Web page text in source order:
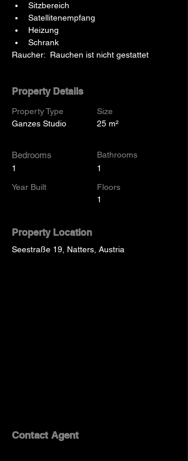
Sitzbereich
Satellitenempfang
Heizung
Schrank
Raucher:  Rauchen ist nicht gestattet
Property Details
Property Type
Ganzes Studio
Bedrooms
1
Year Built
Size
25 m²
Bathrooms
1
Floors
1
Property Location
Seestraße 19, Natters, Austria
Contact Agent